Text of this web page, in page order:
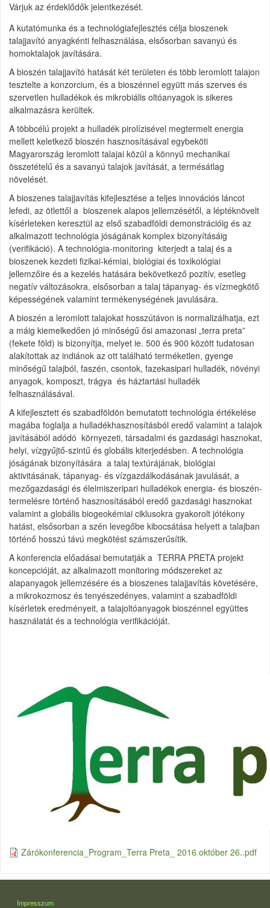
Várjuk az érdeklődők jelentkezését.
A kutatómunka és a technológiafejlesztés célja bioszenek
talajjavító anyagkénti felhasználása, elsősorban savanyú és
homoktalajok javítására.
A bioszén talajjavító hatását két területen és több leromlott talajon
tesztelte a konzorcium, és a bioszénnel együtt más szerves és
szervetlen hulladékok és mikrobiális oltóanyagok is sikeres
alkalmazásra kerültek.
A többcélú projekt a hulladék pirolízisével megtermelt energia
mellett keletkező bioszén hasznosításával egybeköti
Magyarország leromlott talajai közül a könnyű mechanikai
összetételű és a savanyú talajok javítását, a termésátlag
növelését.
A bioszenes talajjavítás kifejlesztése a teljes innovációs láncot
lefedi, az ötlettől a bioszenek alapos jellemzésétől, a léptéknövelt
kísérleteken keresztül az első szabadföldi demonstrációig és az
alkalmazott technológia jóságának komplex bizonyításáig
(verifikáció). A technológia-monitoring kiterjedt a talaj és a
bioszenek kezdeti fizikai-kémiai, biológiai és toxikológiai
jellemzőire és a kezelés hatására bekövetkező pozitív, esetleg
negatív változásokra, elsősorban a talaj tápanyag- és vízmegkötő
képességének valamint termékenységének javulására.
A bioszén a leromlott talajokat hosszútávon is normalizálhatja, ezt
a máig kiemelkedően jó minőségű ősi amazonasi „terra preta”
(fekete föld) is bizonyítja, melyet ie. 500 és 900 között tudatosan
alakítottak az indiánok az ott található terméketlen, gyenge
minőségű talajból, faszén, csontok, fazekasipari hulladék, növényi
anyagok, komposzt, trágya és háztartási hulladék
felhasználásával.
A kifejlesztett és szabadföldön bemutatott technológia értékelése
magába foglalja a hulladékhasznosításból eredő valamint a talajok
javításából adódó környezeti, társadalmi és gazdasági hasznokat,
helyi, vízgyűjtő-szintű és globális kiterjedésben. A technológia
jóságának bizonyítására a talaj textúrájának, biológiai
aktivitásának, tápanyag- és vízgazdálkodásának javulását, a
mezőgazdasági és élelmiszeripari hulladékok energia- és bioszén-
termelésre történő hasznosításából eredő gazdasági hasznokat
valamint a globális biogeokémiai ciklusokra gyakorolt jótékony
hatást, elsősorban a szén levegőbe kibocsátása helyett a talajban
történő hosszú távú megkötést számszerűsítik.
A konferencia előadásai bemutatják a TERRA PRETA projekt
koncepcióját, az alkalmazott monitoring módszereket az
alapanyagok jellemzésére és a bioszenes talajjavítás követésére,
a mikrokozmosz és tenyészedényes, valamint a szabadföldi
kísérletek eredményeit, a talajoltóanyagok bioszénnel együttes
használatát és a technológia verifikációját.
Zárókonferencia_Program_Terra Preta_ 2016 október 26..pdf
LÁBLÉC
Impresszum